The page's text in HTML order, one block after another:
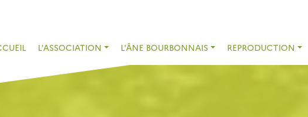
L'ASSOCIATION L'ÂNE BOURBONNAIS REPRODUCTION